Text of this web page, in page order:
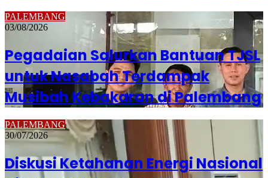
PALEMBANG
03/08/2026
Pegadaian Salurkan Bantuan TJSL
untuk Nasabah Terdampak
Musibah Kebakaran di Palembang
PALEMBANG
30/07/2026
Diskusi Ketahanan Energi Nasional